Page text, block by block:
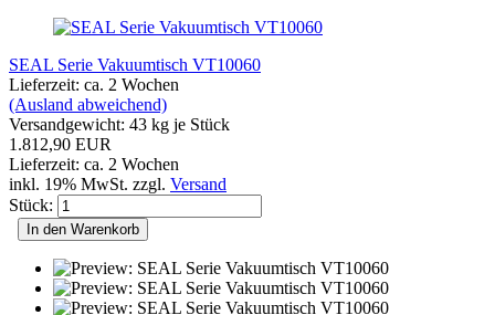
SEAL Serie Vakuumtisch VT10060
Lieferzeit: ca. 2 Wochen
(Ausland abweichend)
Versandgewicht: 43 kg je Stück
1.812,90 EUR
Lieferzeit: ca. 2 Wochen
inkl. 19% MwSt. zzgl. Versand
Stück:
In den Warenkorb